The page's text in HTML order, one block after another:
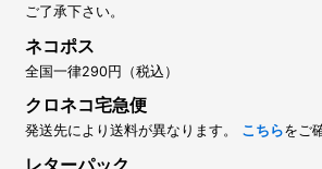
ご了承下さい。
ネコポス
全国一律290円（税込）
クロネコ宅急便
発送先により送料が異なります。 こちらをご